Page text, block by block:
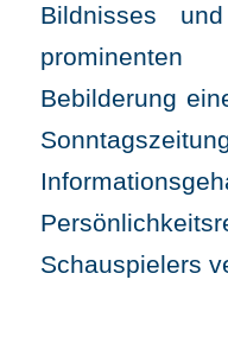
Bildnisses
Bebilderung
Schauspielers